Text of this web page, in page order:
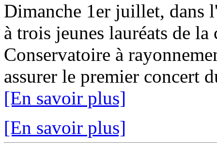
Dimanche 1er juillet, dans
à trois jeunes lauréats de
Conservatoire à
assurer le premier concert
[En savoir plus]
[En savoir plus]